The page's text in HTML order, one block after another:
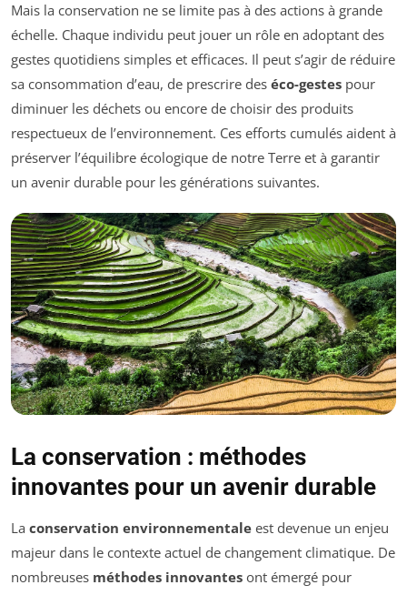
Mais la conservation ne se limite pas à des actions à grande
échelle. Chaque individu peut jouer un rôle en adoptant des
gestes quotidiens simples et efficaces. Il peut s’agir de réduire
sa consommation d’eau, de prescrire des éco-gestes pour
diminuer les déchets ou encore de choisir des produits
respectueux de l’environnement. Ces efforts cumulés aident à
préserver l’équilibre écologique de notre Terre et à garantir
un avenir durable pour les générations suivantes.
La conservation : méthodes
innovantes pour un avenir durable
La conservation environnementale est devenue un enjeu
majeur dans le contexte actuel de changement climatique. De
nombreuses méthodes innovantes ont émergé pour